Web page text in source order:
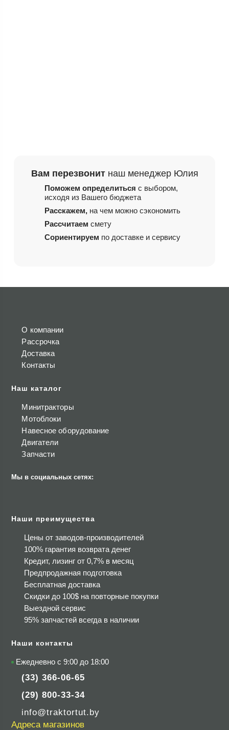
Вам перезвонит наш менеджер Юлия
Поможем определитьсяс выбором,
исходя из Вашего бюджета
Расскажем, на чем можно сэкономить
Рассчитаемсмету
Сориентируем по доставке и сервису
О компании
Рассрочка
Доставка
Контакты
Наш каталог
Минитракторы
Мотоблоки
Навесное оборудование
Двигатели
Запчасти
Мы в социальных сетях:
Наши преимущества
Цены от заводов-производителей
100% гарантия возврата денег
Кредит, лизинг от 0,7% в месяц
Предпродажная подготовка
Бесплатная доставка
Скидки до 100$ на повторные покупки
Выездной сервис
95% запчастей всегда в наличии
Наши контакты
Ежедневно с 9:00 до 18:00
(33) 366-06-65
(29) 800-33-34
info@traktortut.by
Адреса магазинов